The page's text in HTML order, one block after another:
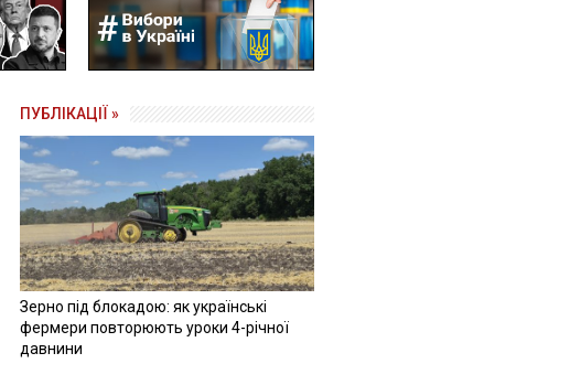
ПУБЛІКАЦІЇ »
Зерно під блокадою: як українські
фермери повторюють уроки 4-річної
давнини